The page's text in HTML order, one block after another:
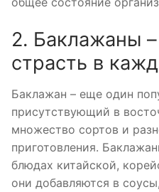
2. Баклажаны
страсть в
Баклажан – еще один
присутствующий в
множество сортов и
приготовления.
блюдах китайской,
они добавляются в